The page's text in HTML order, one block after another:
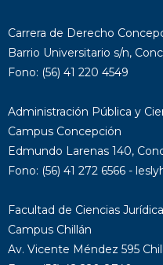
Carrera de Derecho
Barrio Universitario s/n,
Fono: (56) 41 220 4549
Administración Pública y
Campus Concepción
Edmundo Larenas 140,
Fono: (56) 41 272 6566 -
Facultad de Ciencias
Campus Chillán
Av. Vicente Méndez 595